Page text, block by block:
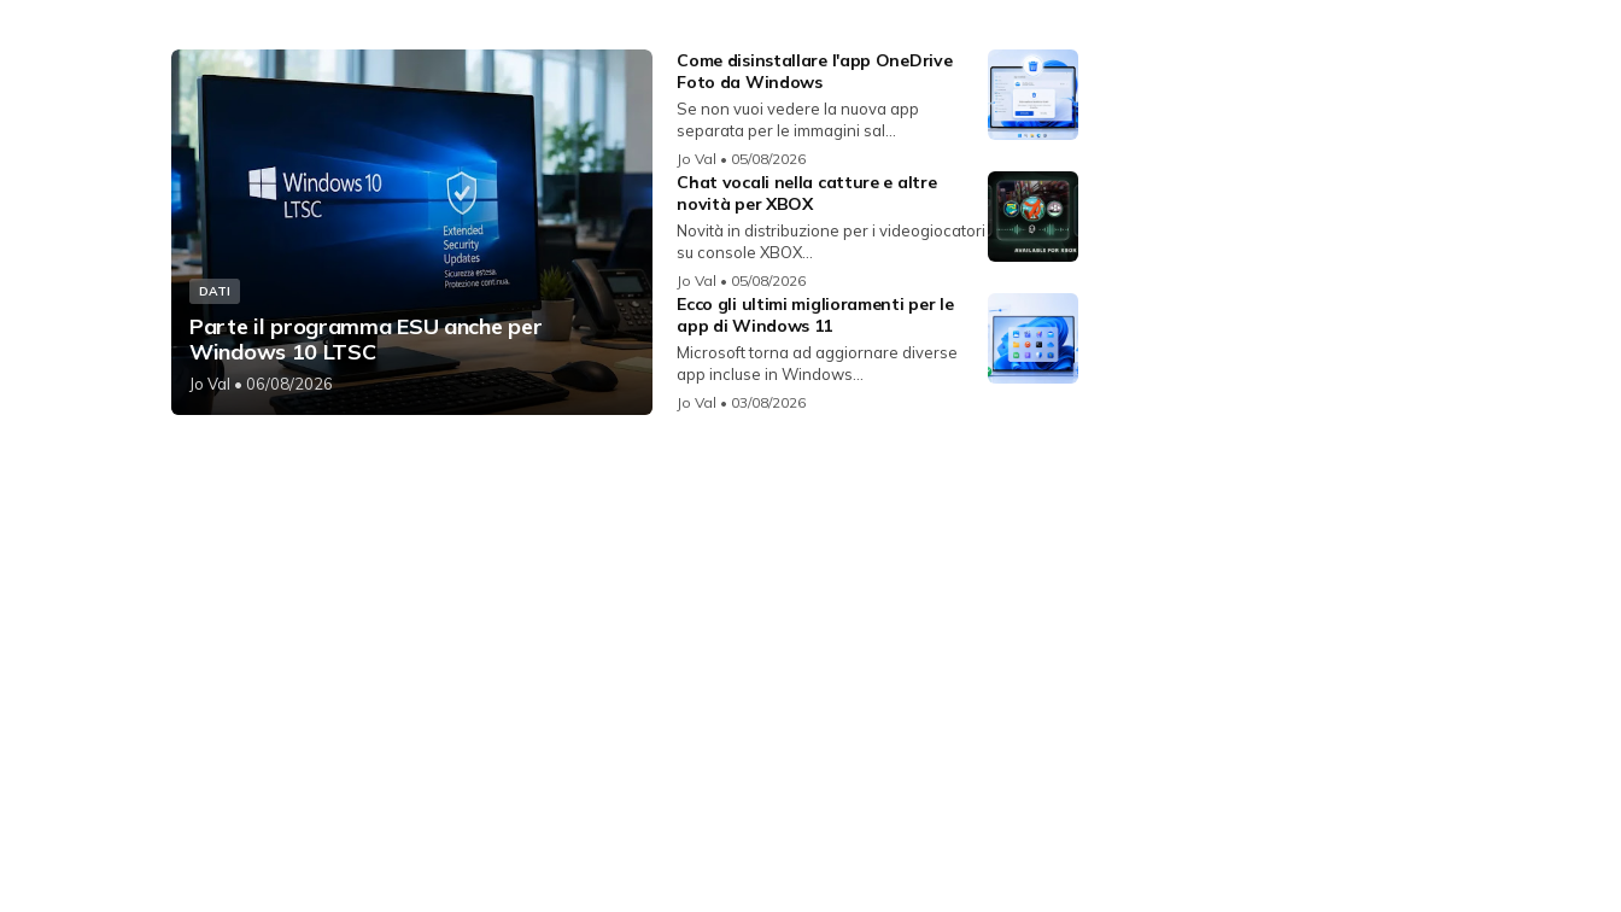
DATI
Parte il programma ESU anche per
Windows 10 LTSC
Jo Val • 06/08/2026
Come disinstallare l'app OneDrive
Foto da Windows
Se non vuoi vedere la nuova app
separata per le immagini sal...
Jo Val • 05/08/2026
Chat vocali nella catture e altre
novità per XBOX
Novità in distribuzione per i videogiocatori
su console XBOX...
Jo Val • 05/08/2026
Ecco gli ultimi miglioramenti per le
app di Windows 11
Microsoft torna ad aggiornare diverse
app incluse in Windows...
Jo Val • 03/08/2026